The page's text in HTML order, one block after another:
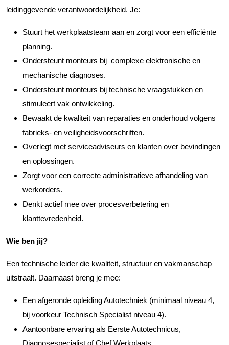
leidinggevende verantwoordelijkheid. Je:
Stuurt het werkplaatsteam aan en zorgt voor een efficiënte
planning.
Ondersteunt monteurs bij complexe elektronische en
mechanische diagnoses.
Ondersteunt monteurs bij technische vraagstukken en
stimuleert vak ontwikkeling.
Bewaakt de kwaliteit van reparaties en onderhoud volgens
fabrieks- en veiligheidsvoorschriften.
Overlegt met serviceadviseurs en klanten over bevindingen
en oplossingen.
Zorgt voor een correcte administratieve afhandeling van
werkorders.
Denkt actief mee over procesverbetering en
klanttevredenheid.
Wie ben jij?
Een technische leider die kwaliteit, structuur en vakmanschap
uitstraalt. Daarnaast breng je mee:
Een afgeronde opleiding Autotechniek (minimaal niveau 4,
bij voorkeur Technisch Specialist niveau 4).
Aantoonbare ervaring als Eerste Autotechnicus,
Diagnosespecialist of Chef Werkplaats.